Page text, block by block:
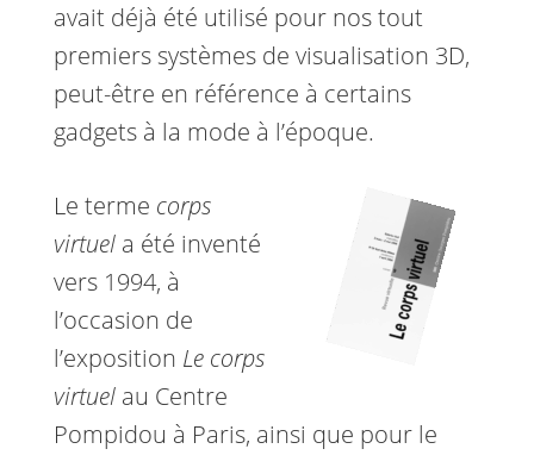
avait déjà été utilisé pour nos tout
premiers systèmes de visualisation 3D,
peut-être en référence à certains
gadgets à la mode à l’époque.
Le terme corps
virtuela été inventé
vers 1994, à
l’occasion de
l’exposition Le corps
virtuelau Centre
Pompidou à Paris, ainsi que pour le